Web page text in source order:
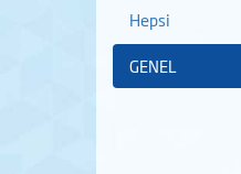
Hepsi
GENEL